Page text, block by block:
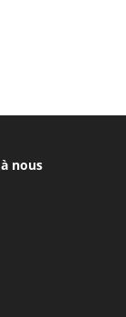
nous